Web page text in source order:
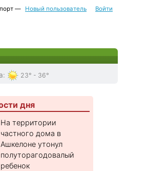
— Новый пользователь Войти
: 23° - 36°
дня
На территории
частного дома в
Ашкелоне утонул
полуторагодовалый
ребенок